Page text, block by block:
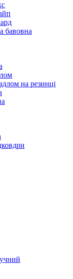
бавовна
на резинці